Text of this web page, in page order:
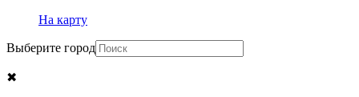
На карту
Выберите город
✖